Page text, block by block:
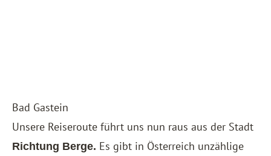
Bad Gastein
Unsere Reiseroute führt uns nun raus aus der Stadt
Richtung Berge. Es gibt in Österreich unzählige